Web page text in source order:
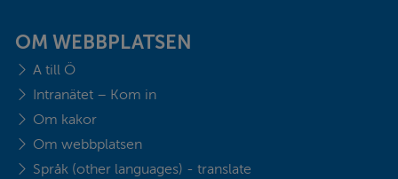
OM WEBBPLATSEN
A till Ö
Intranätet – Kom in
Om kakor
Om webbplatsen
Språk (other languages) - translate